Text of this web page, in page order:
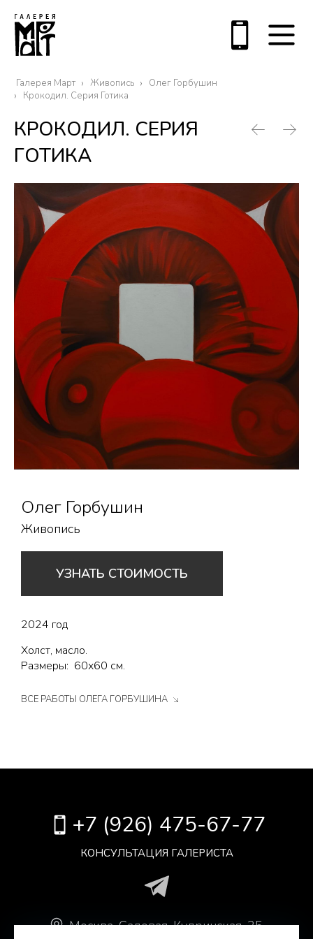
Галерея Март Живопись
Олег Горбушин
Крокодил. Серия Готика
КРОКОДИЛ. СЕРИЯ
ГОТИКА
Олег Горбушин
Живопись
УЗНАТЬ СТОИМОСТЬ
2024 год
Холст, масло.
Размеры: 60х60 см.
ВСЕ РАБОТЫ ОЛЕГА ГОРБУШИНА
+7 (926) 475-67-77
КОНСУЛЬТАЦИЯ ГАЛЕРИСТА
Москва.Садовая-Кудринская, 25,